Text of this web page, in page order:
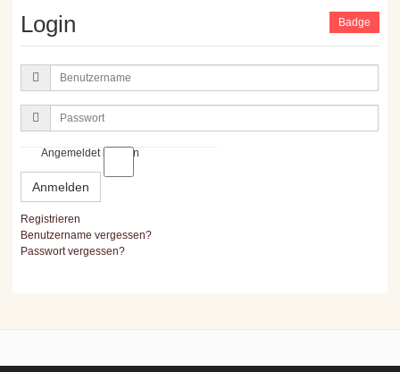
Login
Benutzername
Passwort
Angemeldet bleiben
Anmelden
Registrieren
Benutzername vergessen?
Passwort vergessen?
Badge